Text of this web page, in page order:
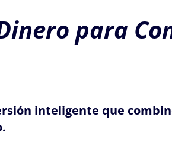
para
inteligente que